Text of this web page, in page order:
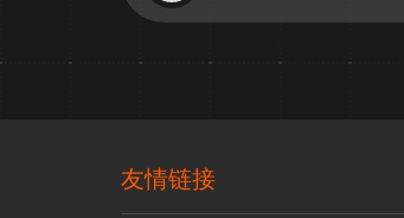
友情链接